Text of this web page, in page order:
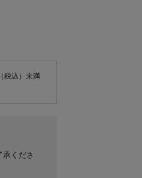
税込）未満
くださ